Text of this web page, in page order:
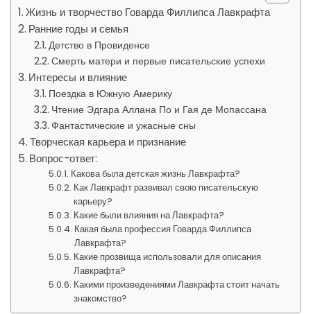
Жизнь и творчество Говарда Филлипса Лавкрафта
Ранние годы и семья
Детство в Провиденсе
Смерть матери и первые писательские успехи
Интересы и влияние
Поездка в Южную Америку
Чтение Эдгара Аллана По и Гая де Мопассана
Фантастические и ужасные сны
Творческая карьера и признание
Вопрос-ответ:
Какова была детская жизнь Лавкрафта?
Как Лавкрафт развивал свою писательскую
карьеру?
Какие были влияния на Лавкрафта?
Какая была профессия Говарда Филлипса
Лавкрафта?
Какие прозвища использовали для описания
Лавкрафта?
Какими произведениями Лавкрафта стоит начать
знакомство?